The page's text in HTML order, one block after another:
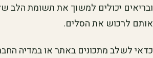
ובריאים יכולים למשוך את תשומת הלב
אותם לרכוש את הסלים.
כדאי לשלב מתכונים באתר או במדיה